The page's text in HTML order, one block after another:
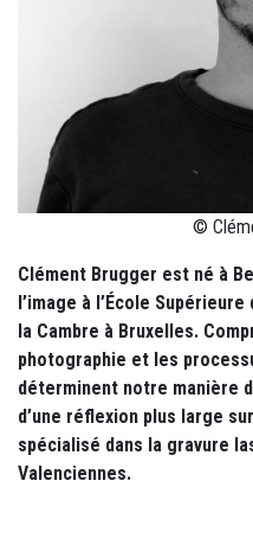
© Clément
Clément Brugger est né à
l’image à l’École
la Cambre à Bruxelles.
photographie et les
déterminent notre manière
d’une réflexion plus large
spécialisé dans la gravure
Valenciennes.